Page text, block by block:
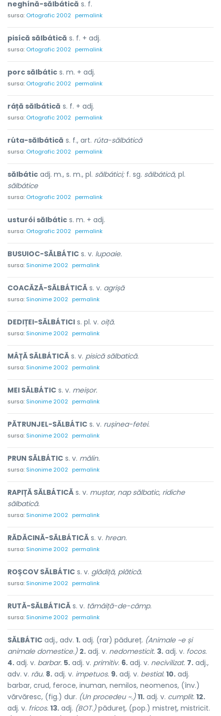
neghínă-sălbátică s. f.
sursa: Ortografic 2002 permalink
pisícă sălbátică s. f. + adj.
sursa: Ortografic 2002 permalink
porc sălbátic s. m. + adj.
sursa: Ortografic 2002 permalink
ráță sălbátică s. f. + adj.
sursa: Ortografic 2002 permalink
rúta-sălbátică s. f., art. rúta-sălbátică
sursa: Ortografic 2002 permalink
sălbátic adj. m., s. m., pl. sălbátici;f. sg. sălbátică, pl.
sălbátice
sursa: Ortografic 2002 permalink
usturói sălbátic s. m. + adj.
sursa: Ortografic 2002 permalink
BUSUIOC-SĂLBÁTIC s. v. lupoaie.
sursa: Sinonime 2002 permalink
COACĂZĂ-SĂLBÁTICĂ s. v. agrișă
sursa: Sinonime 2002 permalink
DEDIȚEI-SĂLBÁTICI s. pl. v. oiță.
sursa: Sinonime 2002 permalink
MÂȚĂ SĂLBÁTICĂ s. v. pisică sălbatică.
sursa: Sinonime 2002 permalink
MEI SĂLBÁTIC s. v. meișor.
sursa: Sinonime 2002 permalink
PĂTRUNJEL-SĂLBÁTIC s. v. rușinea-fetei.
sursa: Sinonime 2002 permalink
PRUN SĂLBÁTIC s. v. mălin.
sursa: Sinonime 2002 permalink
RAPIȚĂ SĂLBÁTICĂ s. v. muștar, nap sălbatic, ridiche
sălbatică.
sursa: Sinonime 2002 permalink
RĂDĂCINĂ-SĂLBÁTICĂ s. v. hrean.
sursa: Sinonime 2002 permalink
ROȘCOV SĂLBÁTIC s. v. glădiță, plătică.
sursa: Sinonime 2002 permalink
RUTĂ-SĂLBÁTICĂ s. v. tămâiță-de-câmp.
sursa: Sinonime 2002 permalink
SĂLBÁTIC adj., adv. 1. adj. (rar) pădureț. (Animale ~e și
animale domestice.) 2. adj. v. nedomesticit. 3. adj. v. focos.
4. adj. v. barbar. 5. adj. v. primitiv. 6. adj. v. necivilizat. 7. adj.,
adv. v. rău. 8. adj. v. impetuos. 9. adj. v. bestial. 10. adj.
barbar, crud, feroce, inuman, nemilos, neomenos, (înv.)
vărvăresc, (fig.) dur. (Un procedeu ~.) 11. adj. v. cumplit. 12.
adj. v. fricos. 13. adj. (BOT.)pădureț, (pop.) mistreț, mistricit.